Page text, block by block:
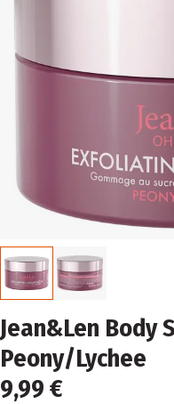
Jean&Len Body
Peony/Lychee
9,99 €